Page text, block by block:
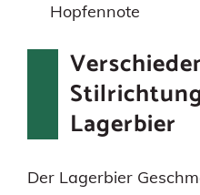
Hopfennote
Lagerbier
Der Lagerbier